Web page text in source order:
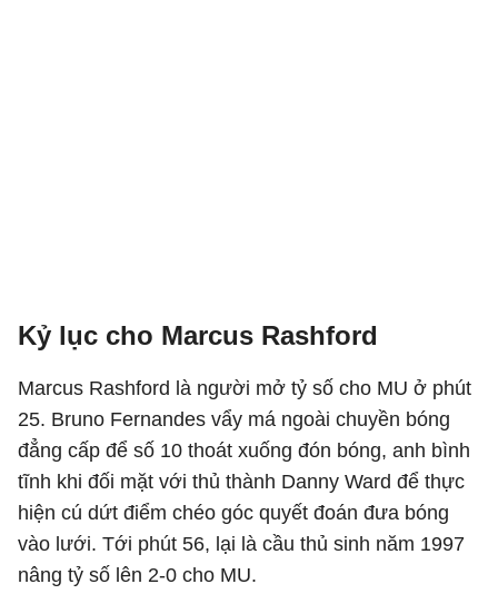
Kỷ lục cho Marcus Rashford
Marcus Rashford là người mở tỷ số cho MU ở phút
25. Bruno Fernandes vẩy má ngoài chuyền bóng
đẳng cấp để số 10 thoát xuống đón bóng, anh bình
tĩnh khi đối mặt với thủ thành Danny Ward để thực
hiện cú dứt điểm chéo góc quyết đoán đưa bóng
vào lưới. Tới phút 56, lại là cầu thủ sinh năm 1997
nâng tỷ số lên 2-0 cho MU.